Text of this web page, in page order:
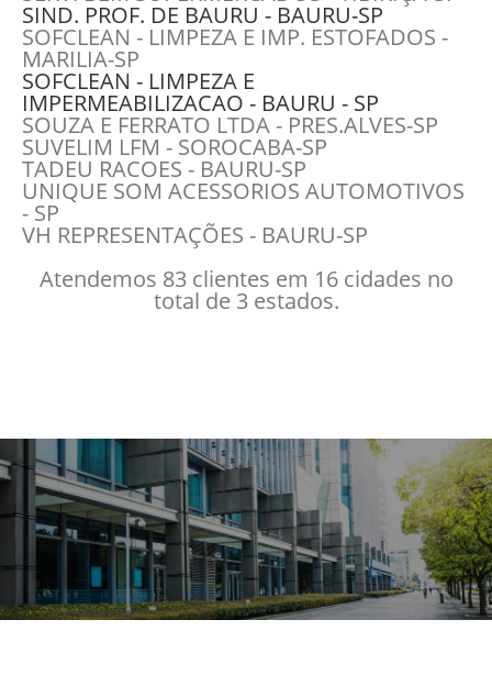
SIND. PROF. DE BAURU - BAURU-SP
SOFCLEAN - LIMPEZA E IMP. ESTOFADOS -
MARILIA-SP
SOFCLEAN - LIMPEZA E
IMPERMEABILIZACAO - BAURU - SP
SOUZA E FERRATO LTDA - PRES.ALVES-SP
SUVELIM LFM - SOROCABA-SP
TADEU RACOES - BAURU-SP
UNIQUE SOM ACESSORIOS AUTOMOTIVOS
- SP
VH REPRESENTAÇÕES - BAURU-SP
Atendemos 83 clientes em 16 cidades no
total de 3 estados.